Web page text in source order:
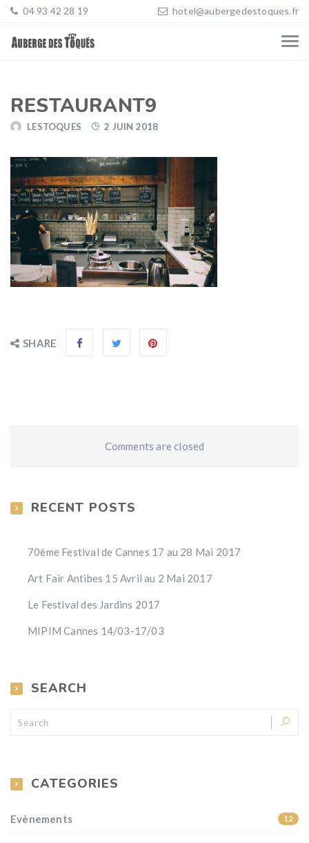
04 93 42 28 19 hotel@aubergedestoques.fr
RESTAURANT9
LESTOQUES 2 JUIN 2018
SHARE
Comments are closed
RECENT POSTS
70ème Festival de Cannes 17 au 28 Mai 2017
Art Fair Antibes 15 Avril au 2 Mai 2017
Le Festival des Jardins 2017
MIPIM Cannes 14/03-17/03
SEARCH
CATEGORIES
Evènements 12